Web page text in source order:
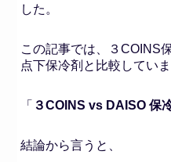
した。
この記事では、３COINS
点下保冷剤と比較していま
「 ３COINS vs DAISO 保
結論から言うと、